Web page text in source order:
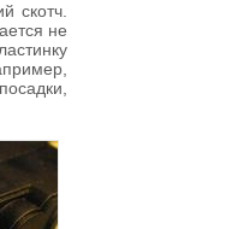
скотч.
не